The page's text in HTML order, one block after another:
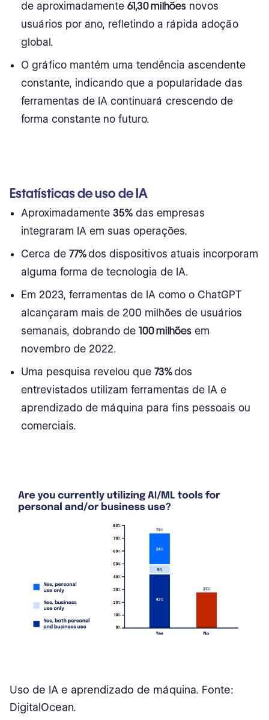
de aproximadamente61,30 milhões novos
usuários por ano, refletindo a rápida adoção
global.
O gráfico mantém uma tendência ascendente
constante, indicando que a popularidade das
ferramentas de IA continuará crescendo de
forma constante no futuro.
Estatísticas de uso de IA
Aproximadamente35% das empresas
integraram IA em suas operações.
Cerca de77% dos dispositivos atuais incorporam
alguma forma de tecnologia de IA.
Em 2023, ferramentas de IA como o ChatGPT
alcançaram mais de 200 milhões de usuários
semanais, dobrando de100 milhões em
novembro de 2022.
Uma pesquisa revelou que73% dos
entrevistados utilizam ferramentas de IA e
aprendizado de máquina para fins pessoais ou
comerciais.
Uso de IA e aprendizado de máquina. Fonte:
DigitalOcean.